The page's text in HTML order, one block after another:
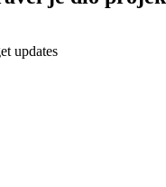
updates